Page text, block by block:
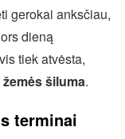
gerokai anksčiau,
dieną
tiek atvėsta,
žemės šiluma.
terminai